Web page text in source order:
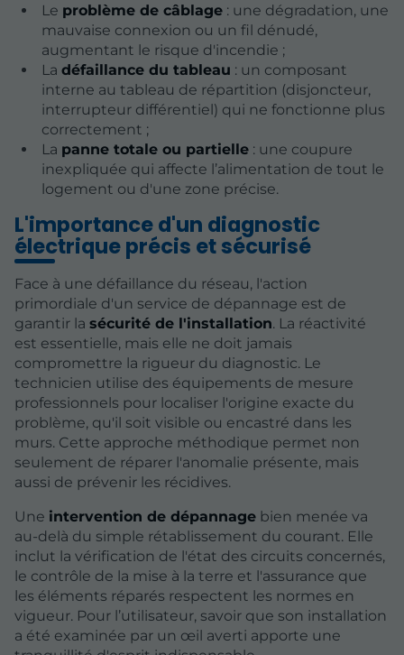
Le problème de câblage: une dégradation, une
mauvaise connexion ou un fil dénudé,
augmentant le risque d'incendie ;
La défaillance du tableau : un composant
interne au tableau de répartition (disjoncteur,
interrupteur différentiel) qui ne fonctionne plus
correctement ;
La panne totale ou partielle: une coupure
inexpliquée qui affecte l’alimentation de tout le
logement ou d'une zone précise.
L'importance d'un diagnostic
électrique précis et sécurisé
Face à une défaillance du réseau, l'action
primordiale d'un service de dépannage est de
garantir la sécurité de l'installation. La réactivité
est essentielle, mais elle ne doit jamais
compromettre la rigueur du diagnostic. Le
technicien utilise des équipements de mesure
professionnels pour localiser l'origine exacte du
problème, qu'il soit visible ou encastré dans les
murs. Cette approche méthodique permet non
seulement de réparer l'anomalie présente, mais
aussi de prévenir les récidives.
Une intervention de dépannage bien menée va
au-delà du simple rétablissement du courant. Elle
inclut la vérification de l'état des circuits concernés,
le contrôle de la mise à la terre et l'assurance que
les éléments réparés respectent les normes en
vigueur. Pour l’utilisateur, savoir que son installation
a été examinée par un œil averti apporte une